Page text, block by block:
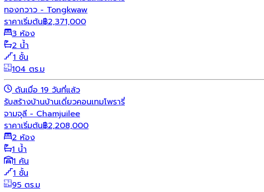
ทองกวาว - Tongkwaw
ราคาเริ่มต้น฿2,371,000
3 ห้อง
2 น้ำ
1 ชั้น
104 ตร.ม
ดันเมื่อ 19 วันที่แล้ว
รับสร้างบ้านบ้านเดี่ยวคอนเทมโพรารี่
จามจุลี - Chamjuilee
ราคาเริ่มต้น฿2,208,000
2 ห้อง
1 น้ำ
1 คัน
1 ชั้น
95 ตร.ม